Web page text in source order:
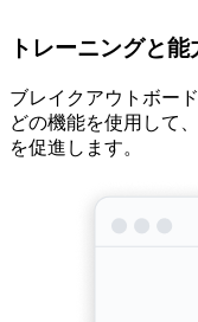
トレーニングと
ブレイクアウトボー
どの機能を使用して
を促進します。